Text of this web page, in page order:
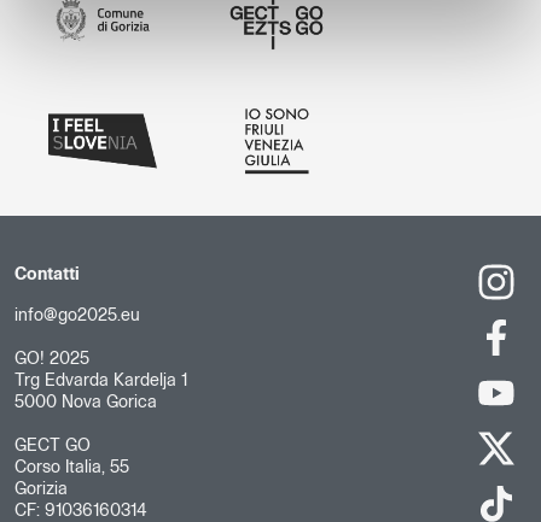
Contatti
info@go2025.eu
GO! 2025
Trg Edvarda Kardelja 1
5000 Nova Gorica
GECT GO
Corso Italia, 55
Gorizia
CF: 91036160314